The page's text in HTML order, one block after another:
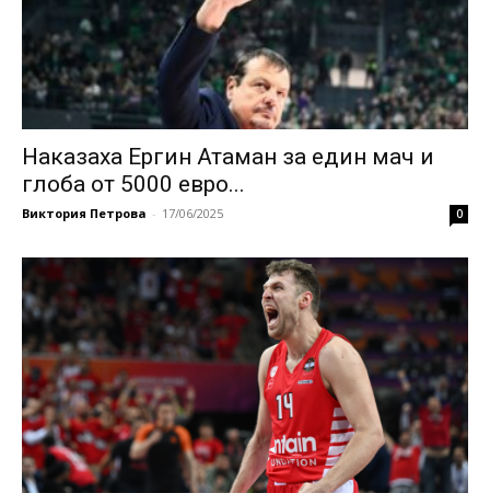
Наказаха Ергин Атаман за един мач и
глоба от 5000 евро...
Виктория Петрова - 17/06/2025 0